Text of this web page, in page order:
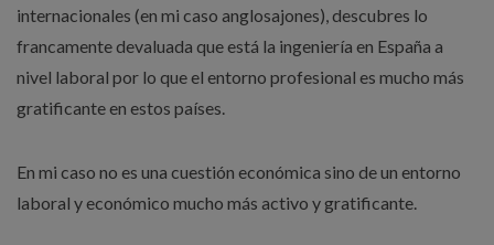
internacionales (en mi caso anglosajones), descubres lo
francamente devaluada que está la ingeniería en España a
nivel laboral por lo que el entorno profesional es mucho más
gratificante en estos países.
En mi caso no es una cuestión económica sino de un entorno
laboral y económico mucho más activo y gratificante.